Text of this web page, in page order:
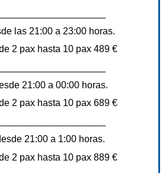
las 21:00 a 23:00 horas.
2 pax hasta 10 pax 489 €
21:00 a 00:00 horas.
2 pax hasta 10 pax 689 €
21:00 a 1:00 horas.
2 pax hasta 10 pax 889 €